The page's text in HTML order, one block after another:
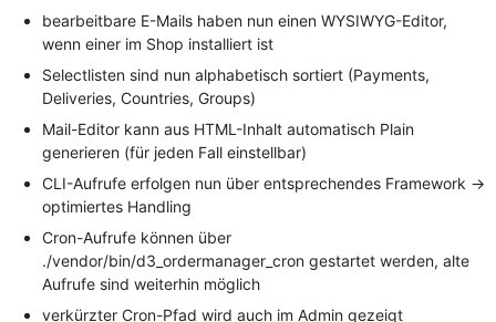
bearbeitbare E-Mails haben nun einen WYSIWYG-Editor,
wenn einer im Shop installiert ist
Selectlisten sind nun alphabetisch sortiert (Payments,
Deliveries, Countries, Groups)
Mail-Editor kann aus HTML-Inhalt automatisch Plain
generieren (für jeden Fall einstellbar)
CLI-Aufrufe erfolgen nun über entsprechendes Framework ->
optimiertes Handling
Cron-Aufrufe können über
./vendor/bin/d3_ordermanager_cron gestartet werden, alte
Aufrufe sind weiterhin möglich
verkürzter Cron-Pfad wird auch im Admin gezeigt